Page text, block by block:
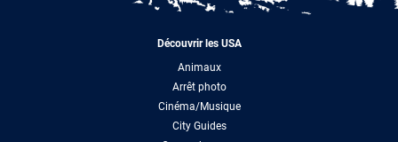
Découvrir les USA
Animaux
Arrêt photo
Cinéma/Musique
City Guides